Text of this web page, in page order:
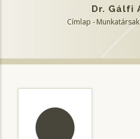
Dr. Gálfi
Címlap -Munkatársak